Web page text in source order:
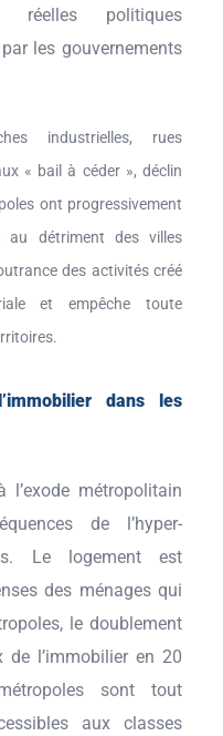
réelles politiques
les gouvernements
industrielles, rues
« bail à céder », déclin
ont progressivement
au détriment des villes
des activités créé
et empêche toute
dans les
l’exode métropolitain
de l’hyper-
Le logement est
des ménages qui
le doublement
l’immobilier en 20
sont tout
aux classes